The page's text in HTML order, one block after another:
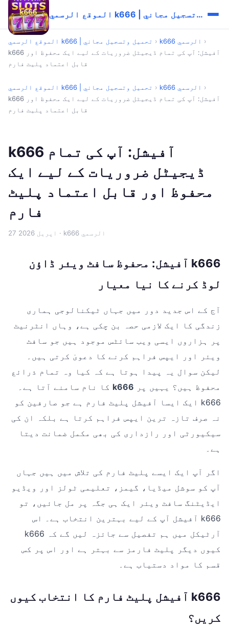
الموقع الرسمي k666 | تحميل وتسجيل مجاني
الموقع الرسمي k666 | تحميل وتسجيل مجاني › k666 الرسمي ›
k666 آفیشل: آپ کی تمام ڈیجیٹل ضروریات کے لیے ایک محفوظ اور
قابل اعتماد پلیٹ فارم
الموقع الرسمي k666 | تحميل وتسجيل مجاني › k666 الرسمي ›
k666 آفیشل: آپ کی تمام ڈیجیٹل ضروریات کے لیے ایک محفوظ اور
قابل اعتماد پلیٹ فارم
k666 آفیشل: آپ کی تمام
ڈیجیٹل ضروریات کے لیے ایک
محفوظ اور قابل اعتماد پلیٹ
فارم
27 اپریل 2026 · k666 الرسمي
k666 آفیشل: محفوظ سافٹ ویئر ڈاؤن
لوڈ کرنے کا نیا معیار
آج کے اس جدید دور میں جہاں ٹیکنالوجی ہماری
زندگی کا ایک لازمی حصہ بن چکی ہے، وہاں انٹرنیٹ
پر ہزاروں ایسی ویب سائٹس موجود ہیں جو سافٹ
ویئر اور ایپس فراہم کرنے کا دعویٰ کرتی ہیں۔
لیکن سوال یہ پیدا ہوتا ہے کہ کیا وہ تمام ذرائع
محفوظ ہیں؟ یہیں پر k666 کا نام سامنے آتا ہے۔
k666 ایک ایسا آفیشل پلیٹ فارم ہے جو صارفین کو
نہ صرف تازہ ترین ایپس فراہم کرتا ہے بلکہ ان کی
سیکیورٹی اور رازداری کی بھی مکمل ضمانت دیتا
ہے۔
اگر آپ ایک ایسے پلیٹ فارم کی تلاش میں ہیں جہاں
آپ کو سوشل میڈیا، گیمز، تعلیمی ٹولز اور ویڈیو
ایڈیٹنگ سافٹ ویئر ایک ہی جگہ پر مل جائیں، تو
k666 آفیشل آپ کے لیے بہترین انتخاب ہے۔ اس
آرٹیکل میں ہم تفصیل سے جائزہ لیں گے کہ k666
کیوں دیگر پلیٹ فارمز سے بہتر ہے اور اس پر کس
قسم کا مواد دستیاب ہے۔
k666 آفیشل پلیٹ فارم کا انتخاب کیوں
کریں؟